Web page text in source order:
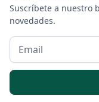
Suscríbete a nuestro
novedades.